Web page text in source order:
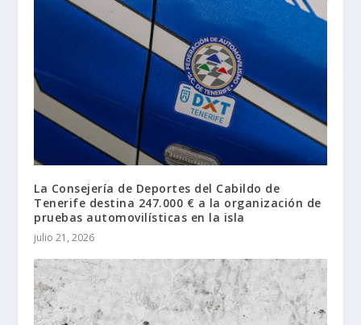
La Consejería de Deportes del Cabildo de
Tenerife destina 247.000 € a la organización de
pruebas automovilísticas en la isla
julio 21, 2026